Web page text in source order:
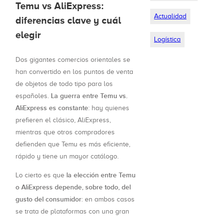
Temu vs AliExpress:
diferencias clave y cuál
elegir
Dos gigantes comercios orientales se
han convertido en los puntos de venta
de objetos de todo tipo para los
españoles. La guerra entre Temu vs.
AliExpress es constante: hay quienes
prefieren el clásico, AliExpress,
mientras que otros compradores
defienden que Temu es más eficiente,
rápido y tiene un mayor catálogo.
Lo cierto es que la elección entre Temu
o AliExpress depende, sobre todo, del
gusto del consumidor: en ambos casos
se trata de plataformas con una gran
Actualidad
Logística